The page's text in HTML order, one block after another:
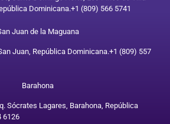
Dominicana.+1 (809) 566 5741
Juan de la Maguana
Juan, República Dominicana.+1 (809) 557
Barahona
Sócrates Lagares, Barahona, República
6126